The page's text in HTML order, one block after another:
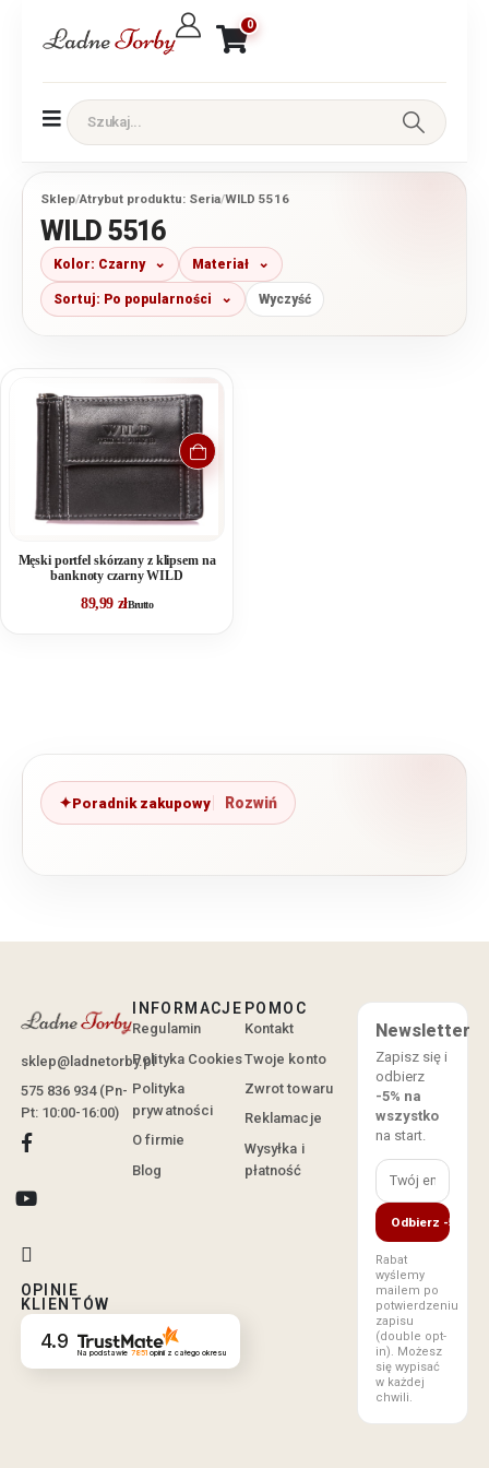
0
Sklep/Atrybut produktu: Seria/WILD 5516
WILD 5516
Kolor: Czarny Materiał
Sortuj: Po popularności Wyczyść
Męski portfel skórzany z klipsem na
banknoty czarny WILD
89,99 złBrutto
Poradnik zakupowy
sklep@ladnetorby.pl
575 836 934 (Pn-
Pt: 10:00-16:00)
OPINIE
KLIENTÓW
4.9 Na podstawie 7851opinii z całego okresu
INFORMACJE
Regulamin
Polityka Cookies
Polityka
prywatności
O firmie
Blog
POMOC
Kontakt
Twoje konto
Zwrot towaru
Reklamacje
Wysyłka i
płatność
Newsletter
Zapisz się i
odbierz
-5% na
wszystko
na start.
Odbierz -5%
Rabat
wyślemy
mailem po
potwierdzeniu
zapisu
(double opt-
in). Możesz
się wypisać
w każdej
chwili.